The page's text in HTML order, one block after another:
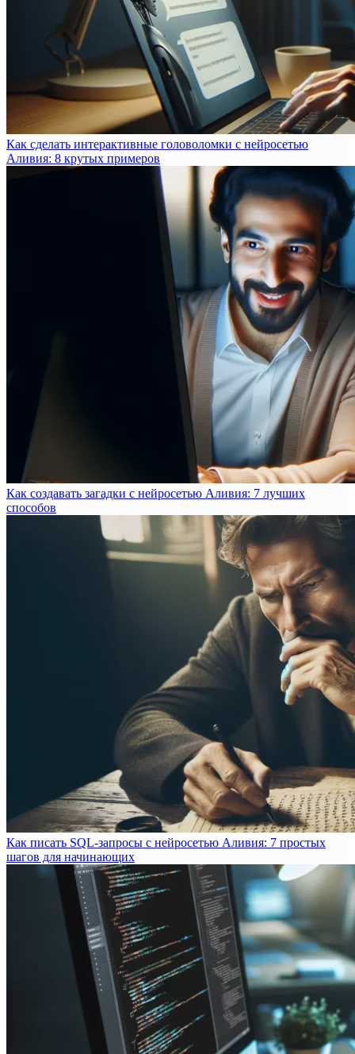
Как сделать интерактивные головоломки с нейросетью
Аливия: 8 крутых примеров
Как создавать загадки с нейросетью Аливия: 7 лучших
способов
Как писать SQL-запросы с нейросетью Аливия: 7 простых
шагов для начинающих